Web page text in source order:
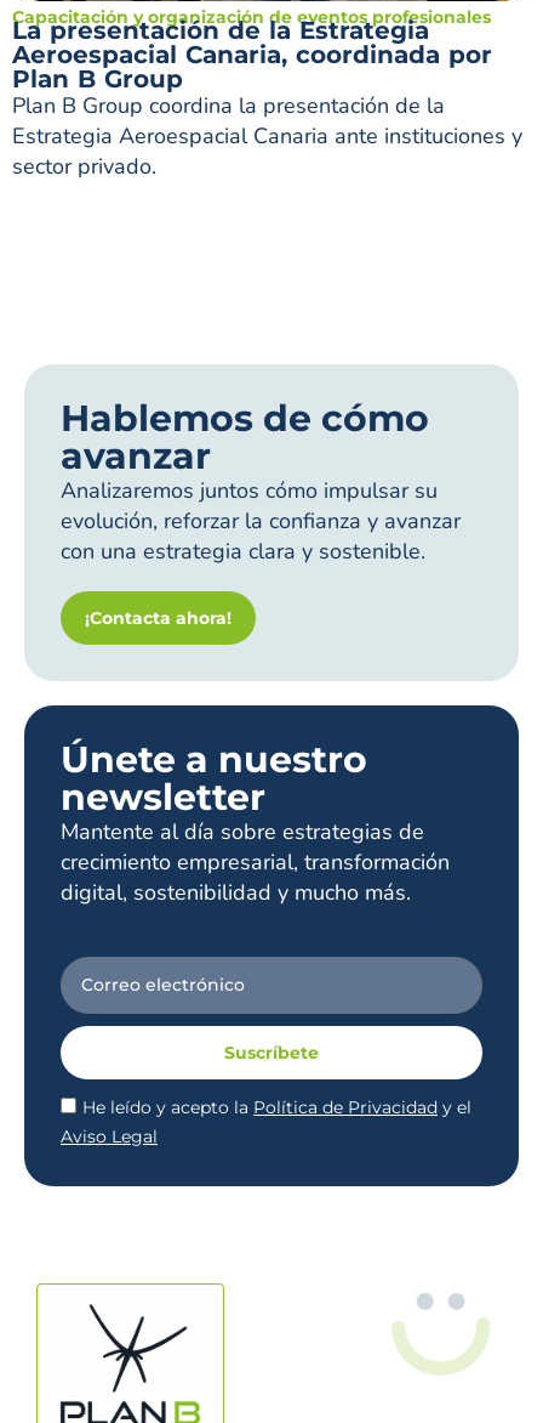
Capacitación y organización de eventos profesionales
La presentación de la Estrategia
Aeroespacial Canaria, coordinada por
Plan B Group
Plan B Group coordina la presentación de la
Estrategia Aeroespacial Canaria ante instituciones y
sector privado.
Hablemos de cómo
avanzar
Analizaremos juntos cómo impulsar su
evolución, reforzar la confianza y avanzar
con una estrategia clara y sostenible.
¡Contacta ahora!
Únete a nuestro
newsletter
Mantente al día sobre estrategias de
crecimiento empresarial, transformación
digital, sostenibilidad y mucho más.
He leído y acepto la Política de Privacidad y el
Aviso Legal
Suscríbete